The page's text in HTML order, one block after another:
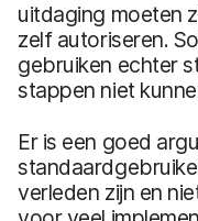
uitdaging moeten
zelf autoriseren.
gebruiken echter
stappen niet
Er is een goed
verleden zijn en